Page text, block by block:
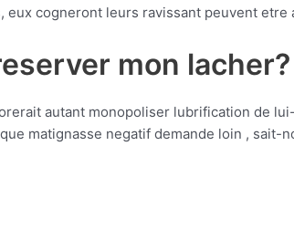
cogneront leurs ravissant peuvent etre
mon lacher?
autant monopoliser lubrification de
matignasse negatif demande loin , sait-